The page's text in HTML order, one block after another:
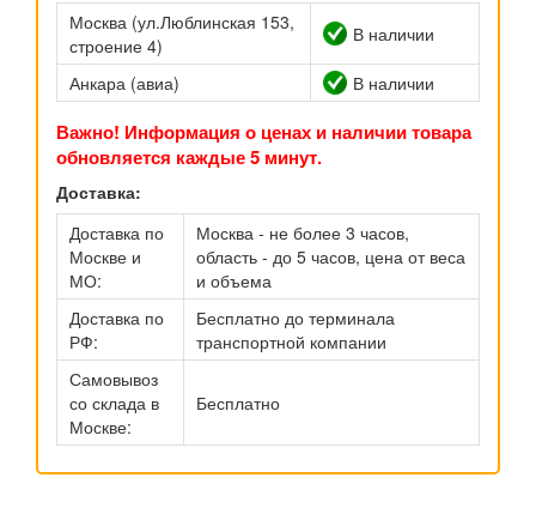
Москва (ул.Люблинская 153,
строение 4)
В наличии
Анкара (авиа) В наличии
Важно! Информация о ценах и наличии товара
обновляется каждые 5 минут.
Доставка:
Доставка по
Москве и
МО:
Москва - не более 3 часов,
область - до 5 часов, цена от веса
и объема
Доставка по
РФ:
Бесплатно до терминала
транспортной компании
Самовывоз
со склада в
Москве:
Бесплатно